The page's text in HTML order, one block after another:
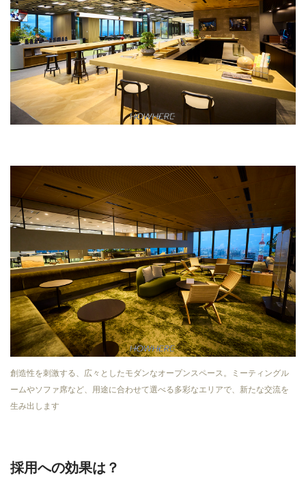
創造性を刺激する、広々としたモダンなオープンスペース。ミーティングル
ームやソファ席など、用途に合わせて選べる多彩なエリアで、新たな交流を
生み出します
採用への効果は？